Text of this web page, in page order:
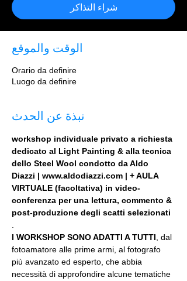
شراء التذاكر
الوقت والموقع
Orario da definire
Luogo da definire
نبذة عن الحدث
workshop individuale privato a richiesta
dedicato al Light Painting & alla tecnica
dello Steel Wool condotto da Aldo
Diazzi | www.aldodiazzi.com | + AULA
VIRTUALE (facoltativa) in video-
conferenza per una lettura, commento &
post-produzione degli scatti selezionati
I WORKSHOP SONO ADATTI A TUTTI , dal
fotoamatore alle prime armi, al fotografo
più avanzato ed esperto, che abbia
necessità di approfondire alcune tematiche